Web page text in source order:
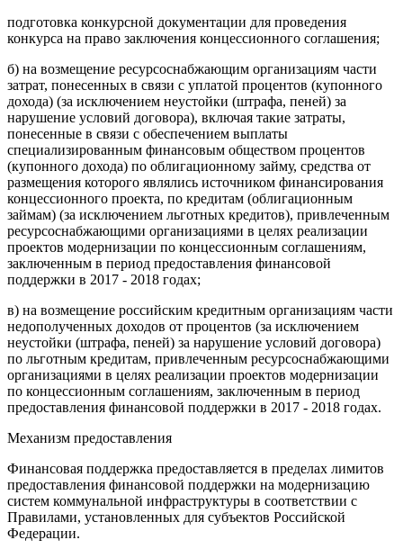
подготовка конкурсной документации для проведения
конкурса на право заключения концессионного соглашения;
б) на возмещение ресурсоснабжающим организациям части
затрат, понесенных в связи с уплатой процентов (купонного
дохода) (за исключением неустойки (штрафа, пеней) за
нарушение условий договора), включая такие затраты,
понесенные в связи с обеспечением выплаты
специализированным финансовым обществом процентов
(купонного дохода) по облигационному займу, средства от
размещения которого являлись источником финансирования
концессионного проекта, по кредитам (облигационным
займам) (за исключением льготных кредитов), привлеченным
ресурсоснабжающими организациями в целях реализации
проектов модернизации по концессионным соглашениям,
заключенным в период предоставления финансовой
поддержки в 2017 - 2018 годах;
в) на возмещение российским кредитным организациям части
недополученных доходов от процентов (за исключением
неустойки (штрафа, пеней) за нарушение условий договора)
по льготным кредитам, привлеченным ресурсоснабжающими
организациями в целях реализации проектов модернизации
по концессионным соглашениям, заключенным в период
предоставления финансовой поддержки в 2017 - 2018 годах.
Механизм предоставления
Финансовая поддержка предоставляется в пределах лимитов
предоставления финансовой поддержки на модернизацию
систем коммунальной инфраструктуры в соответствии с
Правилами, установленных для субъектов Российской
Федерации.